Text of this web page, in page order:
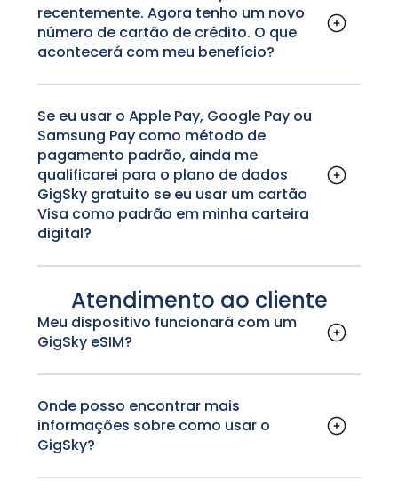
dados celulares) esteja desativada e que a
opção Data Roaming (Roaming de dados)
esteja desativada para o SIM da sua
roaming de sua operadora doméstica se o
serviço GigSky não estiver disponível por
qualquer motivo.
pagamento padrão para o seu novo cartão
de crédito Visa.
recentemente. Agora tenho um novo
número de cartão de crédito. O que
acontecerá com meu benefício?
conta GigSky e definir o método de
pagamento padrão para o seu novo cartão
de crédito Visa.
Se eu usar o Apple Pay, Google Pay ou
Samsung Pay como método de
pagamento padrão, ainda me
qualificarei para o plano de dados
GigSky gratuito se eu usar um cartão
Visa como padrão em minha carteira
digital?
precisaremos configurar seu cartão Visa
diretamente no aplicativo GigSky como o
método de pagamento padrão fora do Apple
Atendimento ao cliente
Meu dispositivo funcionará com um
GigSky eSIM?
encontradas naseção FAQ do GigSky.com
Onde posso encontrar mais
informações sobre como usar o
GigSky?